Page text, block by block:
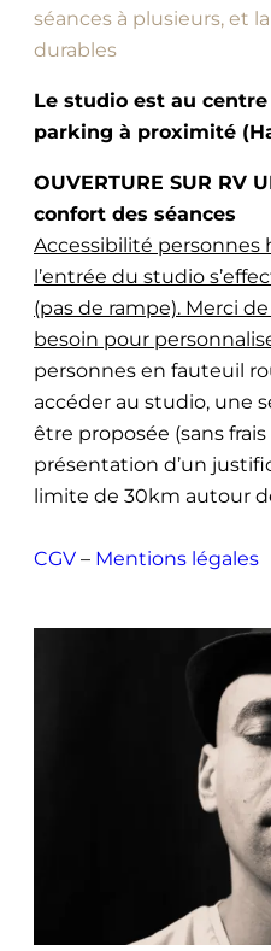
séances à plusieurs, et
durables
Le studio est au
parking à proximité
OUVERTURE SUR RV
confort des séances
Accessibilité personnes
l’entrée du studio
(pas de rampe). Merci
besoin pour
personnes en fauteuil
accéder au studio, une
être proposée (sans
présentation d’un
limite de 30km autour
CGV – Mentions légales